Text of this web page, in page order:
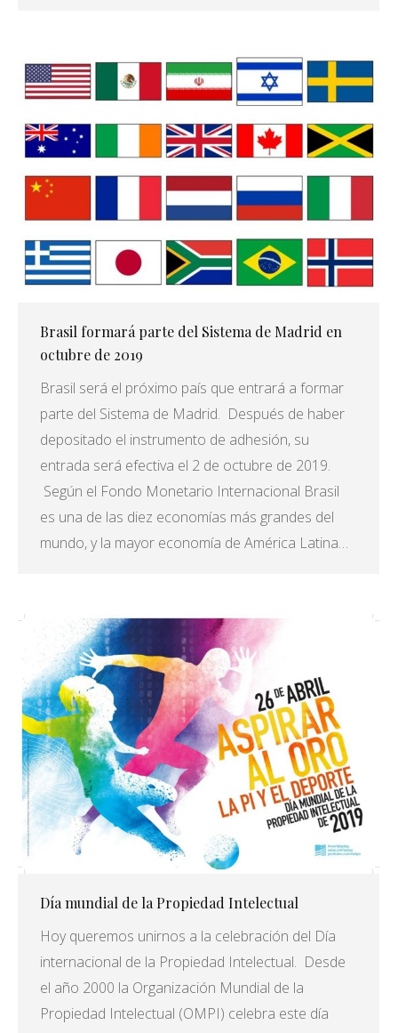
Brasil formará parte del Sistema de Madrid en
octubre de 2019
Brasil será el próximo país que entrará a formar
parte del Sistema de Madrid. Después de haber
depositado el instrumento de adhesión, su
entrada será efectiva el 2 de octubre de 2019.
Según el Fondo Monetario Internacional Brasil
es una de las diez economías más grandes del
mundo, y la mayor economía de América Latina…
Día mundial de la Propiedad Intelectual
Hoy queremos unirnos a la celebración del Día
internacional de la Propiedad Intelectual. Desde
el año 2000 la Organización Mundial de la
Propiedad Intelectual (OMPI) celebra este día